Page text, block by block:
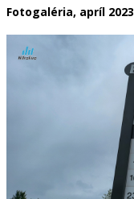
Fotogaléria, apríl 2023